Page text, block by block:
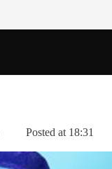
Posted at 18:31